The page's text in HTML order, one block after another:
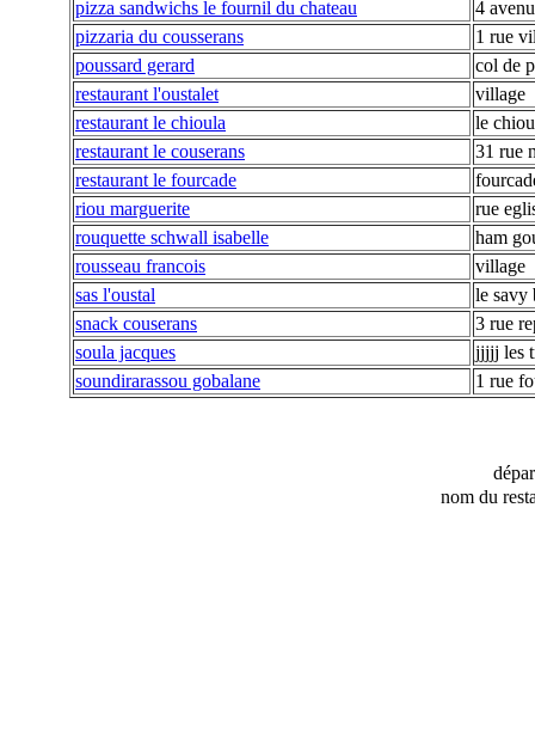
pizza sandwichs le fournil du chateau
4
pizzaria du cousserans
1 rue
poussard gerard
col de
restaurant l'oustalet
village
restaurant le chioula
le
restaurant le couserans
31 rue
restaurant le fourcade
riou marguerite
rue
rouquette schwall isabelle
ham
rousseau francois
village
sas l'oustal
le savy
snack couserans
3 rue
soula jacques
jjjjj les
soundirarassou gobalane
1 rue
nom du